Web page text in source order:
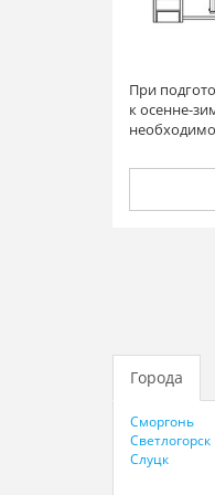
При
к осенне-
Города
Сморгонь
Светлогорск
Слуцк